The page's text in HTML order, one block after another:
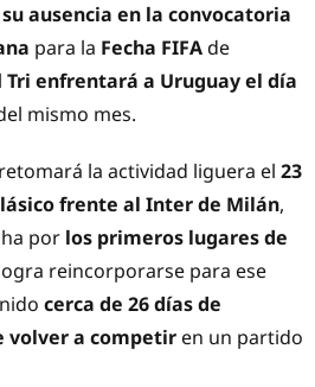
su ausencia en la convocatoria
para la Fecha FIFAde
Tri enfrentará a Uruguay el día
mismo mes.
la actividad liguera el 23
frente al Inter de Milán,
por los primeros lugares de
reincorporarse para ese
cerca de 26 días de
volver a competir en un partido